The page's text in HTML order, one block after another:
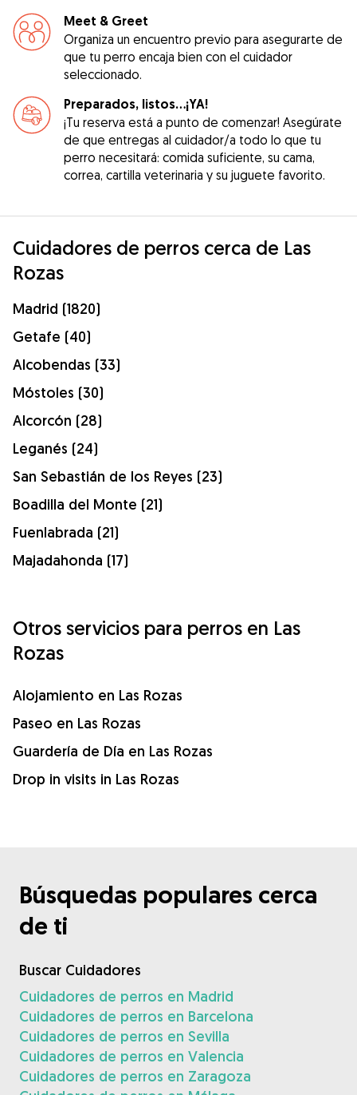
Meet & Greet
Organiza un encuentro previo para asegurarte de
que tu perro encaja bien con el cuidador
seleccionado.
Preparados, listos...¡YA!
¡Tu reserva está a punto de comenzar! Asegúrate
de que entregas al cuidador/a todo lo que tu
perro necesitará: comida suficiente, su cama,
correa, cartilla veterinaria y su juguete favorito.
Cuidadores de perros cerca de Las
Rozas
Madrid (1820)
Getafe (40)
Alcobendas (33)
Móstoles (30)
Alcorcón (28)
Leganés (24)
San Sebastián de los Reyes (23)
Boadilla del Monte (21)
Fuenlabrada (21)
Majadahonda (17)
Otros servicios para perros en Las
Rozas
Alojamiento en Las Rozas
Paseo en Las Rozas
Guardería de Día en Las Rozas
Drop in visits in Las Rozas
Búsquedas populares cerca
de ti
Buscar Cuidadores
Cuidadores de perros en Madrid
Cuidadores de perros en Barcelona
Cuidadores de perros en Sevilla
Cuidadores de perros en Valencia
Cuidadores de perros en Zaragoza